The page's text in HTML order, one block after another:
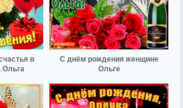
в
Ольга
С днём рождения женщине
Ольге